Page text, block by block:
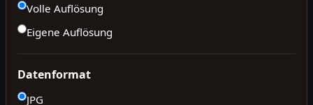
Volle Auflösung
Eigene Auflösung
Datenformat
JPG